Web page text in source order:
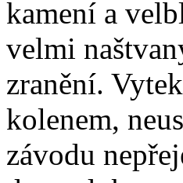
kamení a
velmi
zranění.
kolenem,
závodu